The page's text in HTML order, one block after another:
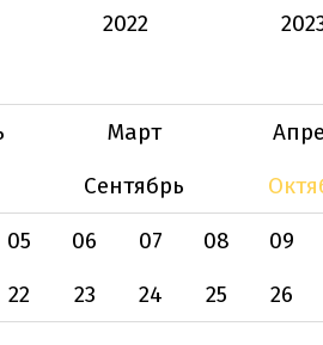
2022
Март
Сентябрь
05 06 07 08 09
22 23 24 25 26